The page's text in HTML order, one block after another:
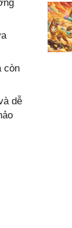
còn
dễ